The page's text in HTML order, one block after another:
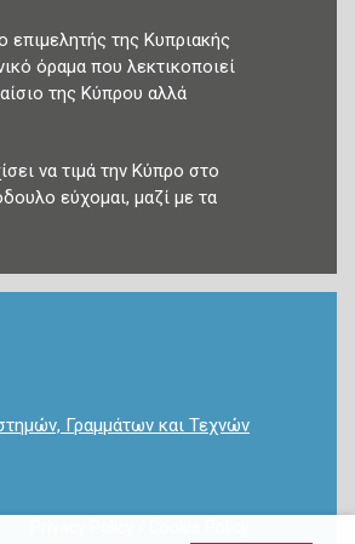
επιμελητής της Κυπριακής
όραμα που λεκτικοποιεί
της Κύπρου αλλά
να τιμά την Κύπρο στο
εύχομαι, μαζί με τα
Γραμμάτων και Τεχνών